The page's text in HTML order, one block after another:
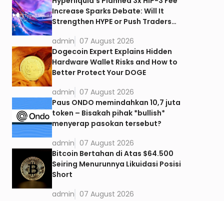
Increase Sparks Debate: Will It
Strengthen HYPE or Push Traders
admin 07 August 2026
Dogecoin Expert Explains Hidden
Hardware Wallet Risks and How to
Better Protect Your DOGE
admin 07 August 2026
Paus ONDO memindahkan 10,7 juta
token – Bisakah pihak *bullish*
menyerap pasokan tersebut?
admin 07 August 2026
Bitcoin Bertahan di Atas $64.500
Seiring Menurunnya Likuidasi Posisi
Short
admin 07 August 2026